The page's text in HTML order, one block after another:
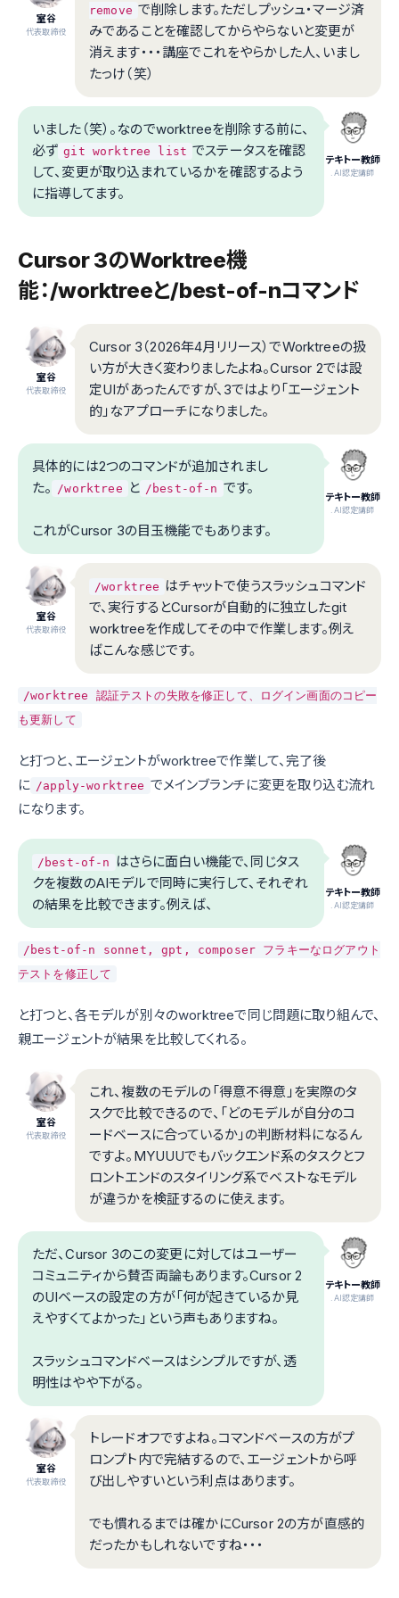
室谷
代表取締役
remove で削除します。ただしプッシュ・マージ済
みであることを確認してからやらないと変更が
消えます・・・講座でこれをやらかした人、いまし
たっけ（笑）
テキトー教師
.AI認定講師
いました（笑）。なのでworktreeを削除する前に、
必ず git worktree list でステータスを確認
して、変更が取り込まれているかを確認するよう
に指導してます。
Cursor 3のWorktree機
能：/worktreeと/best-of-nコマンド
室谷
代表取締役
Cursor 3（2026年4月リリース）でWorktreeの扱
い方が大きく変わりましたよね。Cursor 2では設
定UIがあったんですが、3ではより「エージェント
的」なアプローチになりました。
テキトー教師
.AI認定講師
具体的には2つのコマンドが追加されまし
た。 /worktree と /best-of-n です。
これがCursor 3の目玉機能でもあります。
室谷
代表取締役
/worktree はチャットで使うスラッシュコマンド
で、実行するとCursorが自動的に独立したgit
worktreeを作成してその中で作業します。例え
ばこんな感じです。
/worktree 認証テストの失敗を修正して、ログイン画面のコピー
も更新して
と打つと、エージェントがworktreeで作業して、完了後
に /apply-worktree でメインブランチに変更を取り込む流れ
になります。
テキトー教師
.AI認定講師
/best-of-n
はさらに面白い機能で、同じタス
クを複数のAIモデルで同時に実行して、それぞれ
の結果を比較できます。例えば、
/best-of-n sonnet, gpt, composer フラキーなログアウト
テストを修正して
と打つと、各モデルが別々のworktreeで同じ問題に取り組んで、
親エージェントが結果を比較してくれる。
室谷
代表取締役
これ、複数のモデルの「得意不得意」を実際のタ
スクで比較できるので、「どのモデルが自分のコ
ードベースに合っているか」の判断材料になるん
ですよ。MYUUUでもバックエンド系のタスクとフ
ロントエンドのスタイリング系でベストなモデル
が違うかを検証するのに使えます。
テキトー教師
.AI認定講師
ただ、Cursor 3のこの変更に対してはユーザー
コミュニティから賛否両論もあります。Cursor 2
のUIベースの設定の方が「何が起きているか見
えやすくてよかった」という声もありますね。
スラッシュコマンドベースはシンプルですが、透
明性はやや下がる。
室谷
代表取締役
トレードオフですよね。コマンドベースの方がプ
ロンプト内で完結するので、エージェントから呼
び出しやすいという利点はあります。
でも慣れるまでは確かにCursor 2の方が直感的
だったかもしれないですね・・・